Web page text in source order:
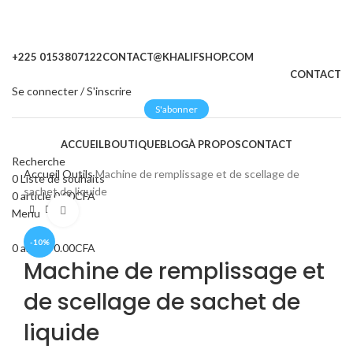
+225 0153807122CONTACT@KHALIFSHOP.COM
CONTACT
Se connecter / S'inscrire
S'abonner
ACCUEILBOUTIQUEBLOGÀ PROPOSCONTACT
Recherche
0Liste de souhaits
0article0.00CFA
Menu
0article 0.00CFA
Accueil OutilsMachine de remplissage et de scellage de
sachet de liquide
-10%
Machine de remplissage et
de scellage de sachet de
liquide